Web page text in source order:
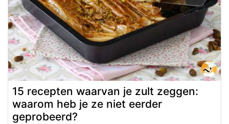
15 recepten waarvan je zult zeggen:
waarom heb je ze niet eerder
geprobeerd?